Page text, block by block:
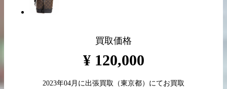
買取価格
¥ 120,000
2023年04月 に出張買取 （東京都）にてお買取